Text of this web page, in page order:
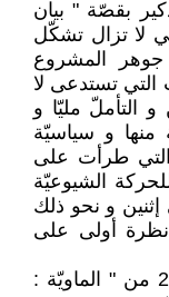
بقصّة " بيان
لا تزال تشكّل
المشروع
تستدعى لا
التأملّ مليّا و
منها و سياسيّة
التي طرأت على
الشيوعيّة
إثنين و نحو ذلك
نظرة أولى على
و محتويات هذا الكتاب 29 ، أو العدد 29 من " الماويّة :